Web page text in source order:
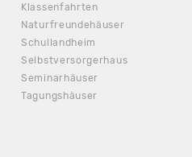
Klassenfahrten
Naturfreundehäuser
Schullandheim
Selbstversorgerhaus
Seminarhäuser
Tagungshäuser